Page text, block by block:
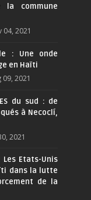
la commune
04, 2021
: Une onde
en Haïti
09, 2021
du sud : de
à Necoclí,
2021
Les Etats-Unis
dans la lutte
de la